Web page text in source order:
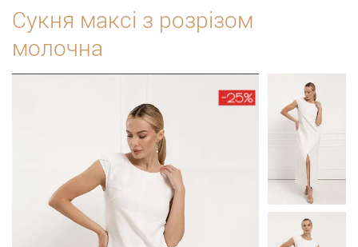
Сукня максі з розрізом
молочна